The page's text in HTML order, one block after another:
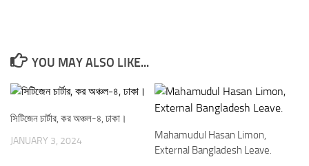
YOU MAY ALSO LIKE...
সিটিজেন চার্টার, কর অঞ্চল-৪, ঢাকা।
JANUARY 3, 2024
Mahamudul Hasan Limon,
External Bangladesh Leave.